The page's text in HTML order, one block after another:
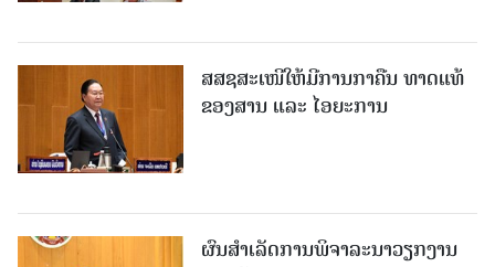
ສສຊສະເໜີໃຫ້ມີການກາຄືນ ທາດແທ້
ຂອງສານ ແລະ ໄອຍະການ
ຜົນສຳເລັດການພິຈາລະນາວຽກງານ